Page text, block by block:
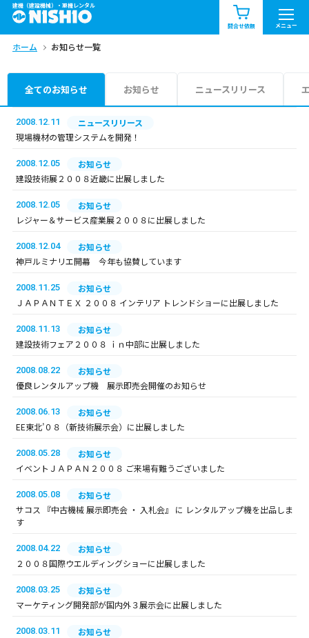
建機（建設機械）・重機レンタル
問合せ依頼 メニュー
商品一覧 お知らせ一覧
問合せ依頼リスト
エリア情報を見る
ホーム お知らせ一覧
全てのお知らせ お知らせ ニュースリリース
2008.12.11
ニュースリリース
現場機材の管理システムを開発！
2008.12.05
お知らせ
建設技術展２００８近畿に出展しました
2008.12.05
お知らせ
レジャー＆サービス産業展２００８に出展しました
2008.12.04
お知らせ
神戸ルミナリエ開幕 今年も協賛しています
2008.11.25
お知らせ
ＪＡＰＡＮＴＥＸ ２００８ インテリア トレンドショーに出展しました
2008.11.13
お知らせ
建設技術フェア２００８ ｉｎ中部に出展しました
2008.08.22
お知らせ
優良レンタルアップ機 展示即売会開催のお知らせ
2008.06.13
お知らせ
EE東北’０８（新技術展示会）に出展しました
2008.05.28
お知らせ
イベントＪＡＰＡＮ２００８ ご来場有難うございました
2008.05.08
お知らせ
サコス 『中古機械 展示即売会 ・ 入札会』 に レンタルアップ機を出品しま
す
2008.04.22
お知らせ
２００８国際ウエルディングショーに出展しました
2008.03.25
お知らせ
マーケティング開発部が国内外３展示会に出展しました
2008.03.11
お知らせ